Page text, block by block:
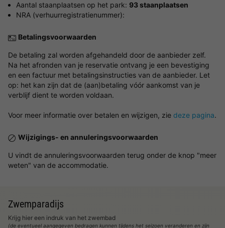
Aantal staanplaatsen op het park: 93 staanplaatsen
NRA (verhuurregistratienummer):
Betalingsvoorwaarden
De betaling zal worden afgehandeld door de aanbieder zelf.
Na het afronden van je reservatie ontvang je een bevestiging
en een factuur met betalingsinstructies van de aanbieder. Let
op: het kan zijn dat de (aan)betaling vóór aankomst van je
verblijf dient te worden voldaan.
Voor meer informatie over betalen en wijzigen, zie deze pagina.
Wijzigings- en annuleringsvoorwaarden
U vindt de annuleringsvoorwaarden terug onder de knop "meer
weten" van de accommodatie.
Zwemparadijs
Krijg hier een indruk van het zwembad
(de eventueel aangegeven bedragen kunnen tijdens het seizoen veranderen en zijn